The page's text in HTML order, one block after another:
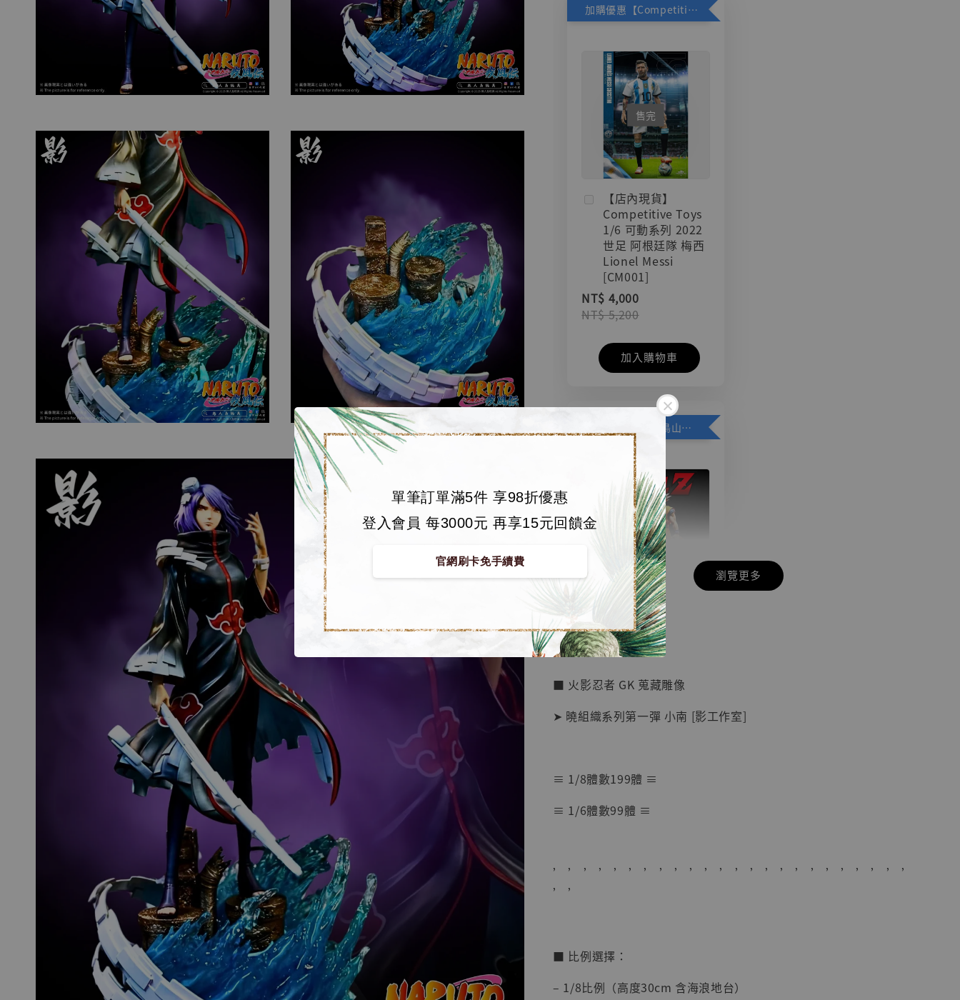
單筆訂單滿5件 享98折優惠
登入會員 每3000元 再享15元回饋金
官網刷卡免手續費
加購優惠【Competitive Toys 梅西 [CM001]】
售完
【店內現貨】
Competitive Toys
1/6 可動系列 2022
世足 阿根廷隊 梅西
Lionel Messi
[CM001]
NT$ 4,000
NT$ 5,200
加入購物車
加購優惠【悟空 鳥山明紀念款 [奇蹟工作室]】
【店內現貨】七龍珠
系列蒐藏雕像 悟空
鳥山明紀念款 [奇蹟
NT$ 4,280
-
瀏覽更多
🏝【無人島玩具】
■ 火影忍者 GK 蒐藏雕像
➤ 曉組織系列第一彈 小南 [影工作室]
≡ 1/8體數199體 ≡
≡ 1/6體數99體 ≡
’ ’ ’ ’ ’ ’ ’ ’ ’ ’ ’ ’ ’ ’ ’ ’ ’ ’ ’ ’ ’ ’ ’ ’
’ ’
■ 比例選擇：
– 1/8比例（高度30cm 含海浪地台）